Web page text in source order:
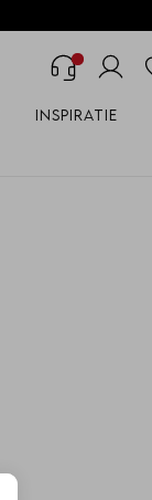
Inspiratie